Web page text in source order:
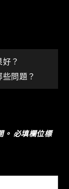
？
問題？
。 必填欄位標